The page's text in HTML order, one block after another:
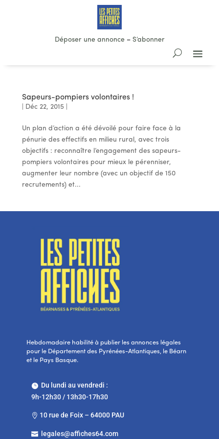
Déposer une annonce– S’abonner
Sapeurs-pompiers volontaires !
Déc 22, 2015
Un plan d’action a été dévoilé pour faire face à la
pénurie des effectifs en milieu rural, avec trois
objectifs : reconnaître l’engagement des sapeurs-
pompiers volontaires pour mieux le pérenniser,
augmenter leur nombre (avec un objectif de 150
recrutements) et...
Hebdomadaire habilité à publier les annonces légales
pour le Département des Pyrénées-Atlantiques, le Béarn
et le Pays Basque.
Du lundi au vendredi :
9h-12h30 / 13h30-17h30
 10 rue de Foix – 64000 PAU
 legales@affiches64.com